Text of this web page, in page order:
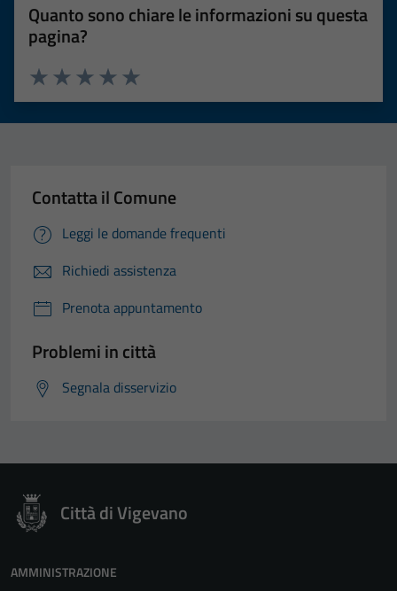
Quanto sono chiare le informazioni su questa
pagina?
Valuta 5 stelle su 5
Valuta 4 stelle su 5
Valuta 3 stelle su 5
Valuta 2 stelle su 5
Valuta 1 stelle su 5
Contatta il Comune
Leggi le domande frequenti
Richiedi assistenza
Prenota appuntamento
Problemi in città
Segnala disservizio
Città di Vigevano
AMMINISTRAZIONE